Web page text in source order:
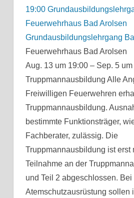
19:00
Feuerwehrhaus Bad Arolsen
Grundausbildungslehrgang
Feuerwehrhaus Bad Arolsen
Aug. 13 um 19:00 – Sep. 5
Truppmannausbildung Alle
Freiwilligen Feuerwehren
Truppmannausbildung.
bestimmte Funktionsträger,
Fachberater, zulässig. Die
Truppmannausbildung ist erst
Teilnahme an der
und Teil 2 abgeschlossen.
Atemschutzausrüstung sollen